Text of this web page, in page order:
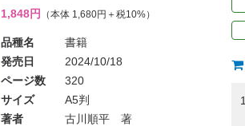
1,848円 （本体 1,680円＋税10%）
品種名
書籍
発売日
2024/10/18
ページ数
320
サイズ
A5判
著者
古川順平 著